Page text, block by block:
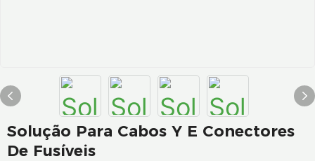
Solução Para Cabos Y E Conectores
De Fusíveis